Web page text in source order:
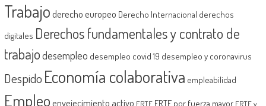
Trabajoderecho europeo Derecho Internacional derechos
digitales Derechos fundamentales y contrato de
trabajodesempleo desempleo covid 19 desempleo y coronavirus
Despido Economía colaborativa empleabilidad
Empleoenvejecimiento activo ERTE ERTE por fuerza mayor ERTE y